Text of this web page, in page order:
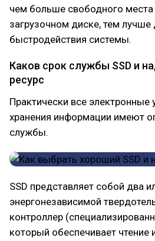
чем больше свободного места
загрузочном диске, тем лучше
быстродействия системы.
Каков срок службы SSD и
ресурс
Практически все электронные
хранения информации имеют
службы.
SSD представляет собой два
энергонезависимой
контроллер
который обеспечивает чтение